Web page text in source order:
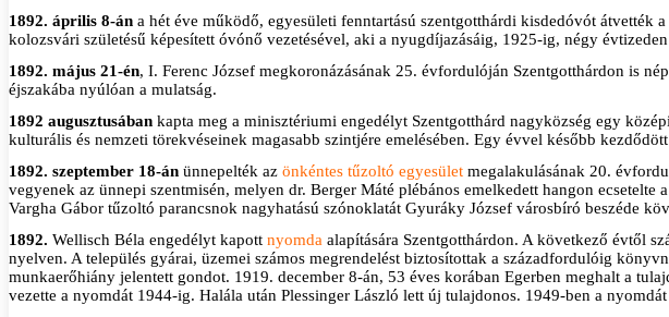
1892. április 8-án a hét éve működő, egyesületi fenntartású szentgotthárdi kisdedóvót
kolozsvári születésű képesített óvónő vezetésével, aki a nyugdíjazásáig, 1925-ig, négy
1892. május 21-én, I. Ferenc József megkoronázásának 25. évfordulóján Szentgotthárdon is
éjszakába nyúlóan a mulatság.
1892 augusztusában kapta meg a minisztériumi engedélyt Szentgotthárd nagyközség egy
kulturális és nemzeti törekvéseinek magasabb szintjére emelésében. Egy évvel később
1892. szeptember 18-án ünnepelték az önkéntes tűzoltó egyesület megalakulásának 20.
vegyenek az ünnepi szentmisén, melyen dr. Berger Máté plébános emelkedett hangon
Vargha Gábor tűzoltó parancsnok nagyhatású szónoklatát Gyuráky József városbíró beszéde
1892. Wellisch Béla engedélyt kapott nyomda alapítására Szentgotthárdon. A következő évtől
nyelven. A település gyárai, üzemei számos megrendelést biztosítottak a századfordulóig
munkaerőhiány jelentett gondot. 1919. december 8-án, 53 éves korában Egerben meghalt a
vezette a nyomdát 1944-ig. Halála után Plessinger László lett új tulajdonos. 1949-ben a